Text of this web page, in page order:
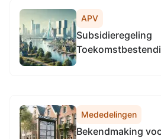
APV
Subsidieregeling
Mededelingen
Bekendmaking